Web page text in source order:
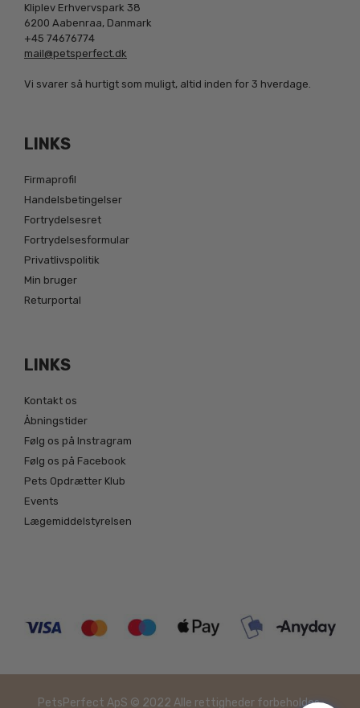
Kliplev Erhvervspark 38
6200 Aabenraa, Danmark
+45 74676774
mail@petsperfect.dk
Vi svarer så hurtigt som muligt, altid inden for 3 hverdage.
LINKS
Firmaprofil
Handelsbetingelser
Fortrydelsesret
Fortrydelsesformular
Privatlivspolitik
Min bruger
Returportal
LINKS
Kontakt os
Åbningstider
Følg os på Instragram
Følg os på Facebook
Pets Opdrætter Klub
Events
Lægemiddelstyrelsen
PetsPerfect ApS © 2022 Alle rettigheder forbeholdes.